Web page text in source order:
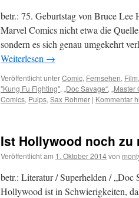
betr.: 75. Geburtstag von Bruce Lee
Marvel Comics nicht etwa die
sondern es sich genau umgekehrt
Weiterlesen →
Veröffentlicht unterComic, Fernsehen, Film,
"Kung Fu Fighting", „Doc Savage“,
Comics, Pulps, Sax Rohmer | Kommentar
Ist Hollywood noch zu
Veröffentlicht am 1. Oktober 2014von
betr.: Literatur / Superhelden /
Hollywood ist in Schwierigkeiten,